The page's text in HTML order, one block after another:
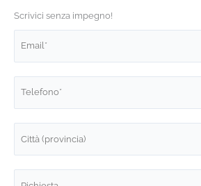
Scrivici senza impegno!